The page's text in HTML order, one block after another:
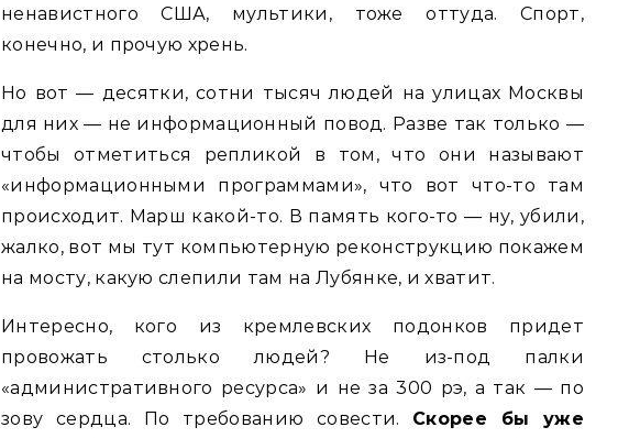
ненавистного США, мультики, тоже оттуда. Спорт,
конечно, и прочую хрень.
Но вот — десятки, сотни тысяч людей на улицах Москвы
для них — не информационный повод. Разве так только —
чтобы отметиться репликой в том, что они называют
«информационными программами», что вот что-то там
происходит. Марш какой-то. В память кого-то — ну, убили,
жалко, вот мы тут компьютерную реконструкцию покажем
на мосту, какую слепили там на Лубянке, и хватит.
Интересно, кого из кремлевских подонков придет
провожать столько людей? Не из-под палки
«административного ресурса» и не за 300 рэ, а так — по
зову сердца. По требованию совести. Скорее бы уже